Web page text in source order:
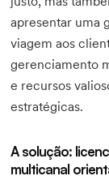
apresentar uma
viagem aos
gerenciamento
e recursos
estratégicas.
A solução:
multicanal